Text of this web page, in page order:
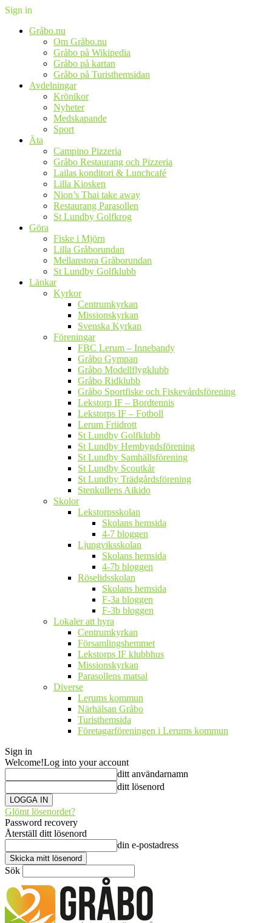
Sign in
Gråbo.nu
Om Gråbo.nu
Gråbo på Wikipedia
Gråbo på kartan
Gråbo på Turisthemsidan
Avdelningar
Krönikor
Nyheter
Medskapande
Sport
Äta
Campino Pizzeria
Gråbo Restaurang och Pizzeria
Lailas konditori & Lunchcafé
Lilla Kiosken
Nion’s Thai take away
Restaurang Parasollen
St Lundby Golfkrog
Göra
Fiske i Mjörn
Lilla Gråborundan
Mellanstora Gråborundan
St Lundby Golfklubb
Länkar
Kyrkor
Centrumkyrkan
Missionskyrkan
Svenska Kyrkan
Föreningar
FBC Lerum – Innebandy
Gråbo Gympan
Gråbo Modellflygklubb
Gråbo Ridklubb
Gråbo Sportfiske och Fiskevårdsförening
Lekstorp IF – Bordtennis
Lekstorps IF – Fotboll
Lerum Friidrott
St Lundby Golfklubb
St Lundby Hembygdsförening
St Lundby Samhällsförening
St Lundby Scoutkår
St Lundby Trädgårdsförening
Stenkullens Aikido
Skolor
Lekstorpsskolan
Skolans hemsida
4-7 bloggen
Ljungviksskolan
Skolans hemsida
4-7b bloggen
Röselidsskolan
Skolans hemsida
F-3a bloggen
F-3b bloggen
Lokaler att hyra
Centrumkyrkan
Församlingshemmet
Lekstorps IF klubbhus
Missionskyrkan
Parasollens matsal
Diverse
Lerums kommun
Närhälsan Gråbo
Turisthemsida
Företagarföreningen i Lerums kommun
Sign in
Welcome!Log into your account
ditt användarnamn
ditt lösenord
Glömt lösenordet?
Password recovery
Återställ ditt lösenord
din e-postadress
Sök